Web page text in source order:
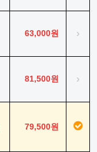
63,000원 ›
81,500원 ›
79,500원